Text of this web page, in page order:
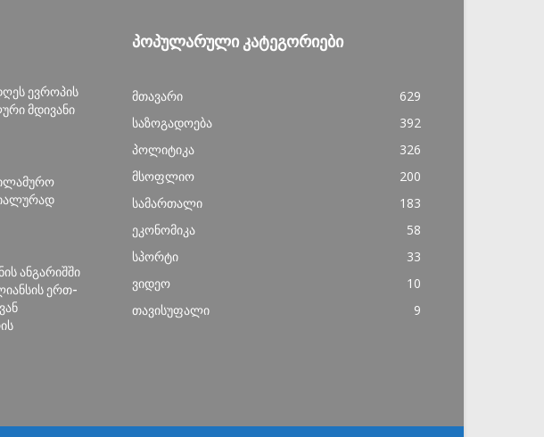
ევროპის
მდივანი
ანგარიშში
ერთ-
ᲞᲝᲞᲣᲚᲐᲠᲣᲚᲘ ᲙᲐᲢᲔᲒᲝᲠᲘᲔᲑᲘ
მთავარი
629
საზოგადოება
392
პოლიტიკა
326
მსოფლიო
200
სამართალი
183
ეკონომიკა
58
სპორტი
33
ვიდეო
10
თავისუფალი
9